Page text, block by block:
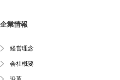
企業情報
経営理念
会社概要